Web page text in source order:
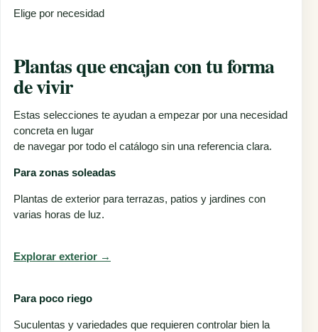
Elige por necesidad
Plantas que encajan con tu forma
de vivir
Estas selecciones te ayudan a empezar por una necesidad
concreta en lugar
de navegar por todo el catálogo sin una referencia clara.
Para zonas soleadas
Plantas de exterior para terrazas, patios y jardines con
varias horas de luz.
Explorar exterior →
Para poco riego
Suculentas y variedades que requieren controlar bien la